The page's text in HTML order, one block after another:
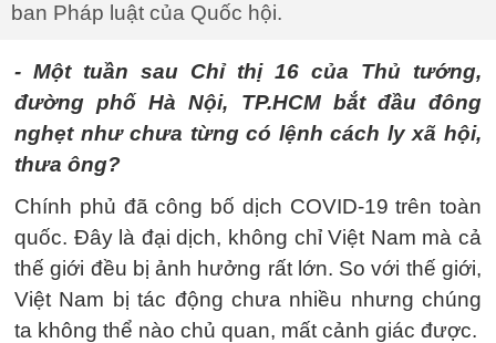
ban Pháp luật của Quốc hội.
- Một tuần sau Chỉ thị 16 của Thủ tướng,
đường phố Hà Nội, TP.HCM bắt đầu đông
nghẹt như chưa từng có lệnh cách ly xã hội,
thưa ông?
Chính phủ đã công bố dịch COVID-19 trên toàn
quốc. Đây là đại dịch, không chỉ Việt Nam mà cả
thế giới đều bị ảnh hưởng rất lớn. So với thế giới,
Việt Nam bị tác động chưa nhiều nhưng chúng
ta không thể nào chủ quan, mất cảnh giác được.